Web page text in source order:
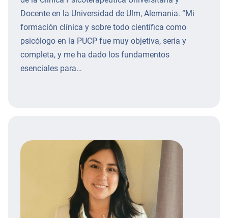
Docente en la Universidad de Ulm, Alemania. “Mi
formación clínica y sobre todo científica como
psicólogo en la PUCP fue muy objetiva, seria y
completa, y me ha dado los fundamentos
esenciales para…